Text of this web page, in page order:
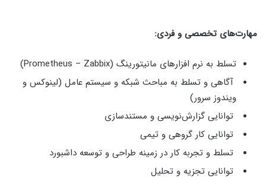
مهارت‌های تخصصی و فردی:
تسلط به نرم افزارهای مانیتورینگ (Prometheus – Zabbix)
آگاهی و تسلط به مباحث شبکه و سیستم عامل (لینوکس و
ویندوز سرور)
توانایی گزارش‌نویسی و مستندسازی
توانایی کار گروهی و تیمی
تسلط و تجربه کار در زمینه طراحی و توسعه داشبورد
توانایی تجزیه و تحلیل